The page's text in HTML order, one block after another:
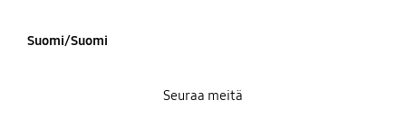
Suomi/Suomi
Seuraa meitä